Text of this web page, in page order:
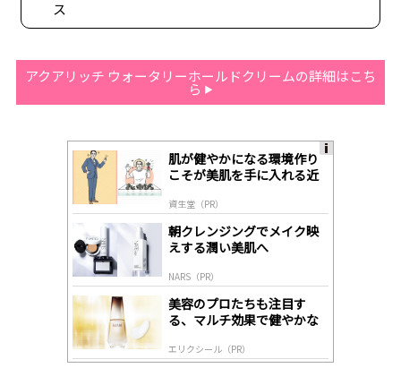
ス
アクアリッチ ウォータリーホールドクリームの詳細はこち
ら
肌が健やかになる環境作り
こそが美肌を手に入れる近
資生堂（PR）
朝クレンジングでメイク映
えする潤い美肌へ
NARS（PR）
美容のプロたちも注目す
る、マルチ効果で健やかな
エリクシール（PR）